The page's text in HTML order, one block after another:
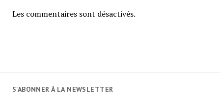
Les commentaires sont désactivés.
S'ABONNER À LA NEWSLETTER